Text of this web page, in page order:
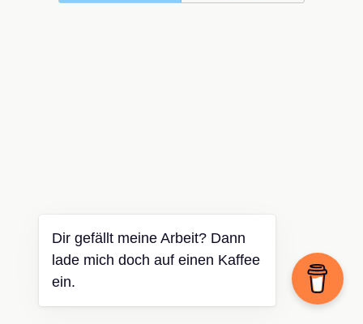
Dir gefällt meine Arbeit? Dann
lade mich doch auf einen Kaffee
ein.